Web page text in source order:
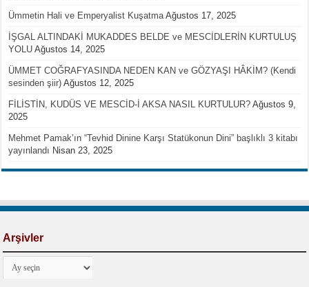
Ümmetin Hali ve Emperyalist Kuşatma Ağustos 17, 2025
İŞGAL ALTINDAKİ MUKADDES BELDE ve MESCİDLERİN KURTULUŞ
YOLU Ağustos 14, 2025
ÜMMET COĞRAFYASINDA NEDEN KAN ve GÖZYAŞI HÂKİM? (Kendi
sesinden şiir) Ağustos 12, 2025
FİLİSTİN, KUDÜS VE MESCİD-İ AKSA NASIL KURTULUR? Ağustos 9,
2025
Mehmet Pamak’ın “Tevhid Dinine Karşı Statükonun Dini” başlıklı 3 kitabı
yayınlandı Nisan 23, 2025
Arşivler
Arşivler